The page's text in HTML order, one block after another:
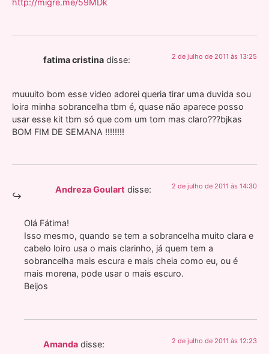
fatima cristina disse: 2 de julho de 2011 às 13:25
muuuito bom esse video adorei queria tirar uma duvida sou
loira minha sobrancelha tbm é, quase não aparece posso
usar esse kit tbm só que com um tom mas claro???bjkas
BOM FIM DE SEMANA !!!!!!!!
Andreza Goulart disse: 2 de julho de 2011 às 14:30
Olá Fátima!
Isso mesmo, quando se tem a sobrancelha muito clara e
cabelo loiro usa o mais clarinho, já quem tem a
sobrancelha mais escura e mais cheia como eu, ou é
mais morena, pode usar o mais escuro.
Beijos
Amanda disse: 2 de julho de 2011 às 12:23